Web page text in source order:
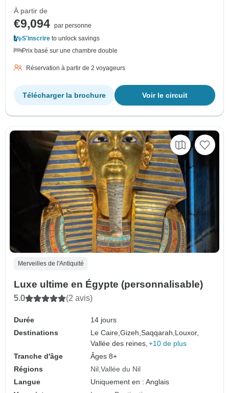
À partir de
€9,094 par personne
S'inscrire to unlock savings
Prix basé sur une chambre double
Réservation à partir de 2 voyageurs
Voir le circuit
Télécharger la brochure
Merveilles de l'Antiquité
Luxe ultime en Égypte (personnalisable)
5.0 (2 avis)
Durée
14 jours
Destinations
Le Caire,Gizeh,Saqqarah,Louxor,
Vallée des reines, +10 de plus
Tranche d'âge
Âges 8+
Régions
Nil Vallée du Nil
Langue
Uniquement en : Anglais